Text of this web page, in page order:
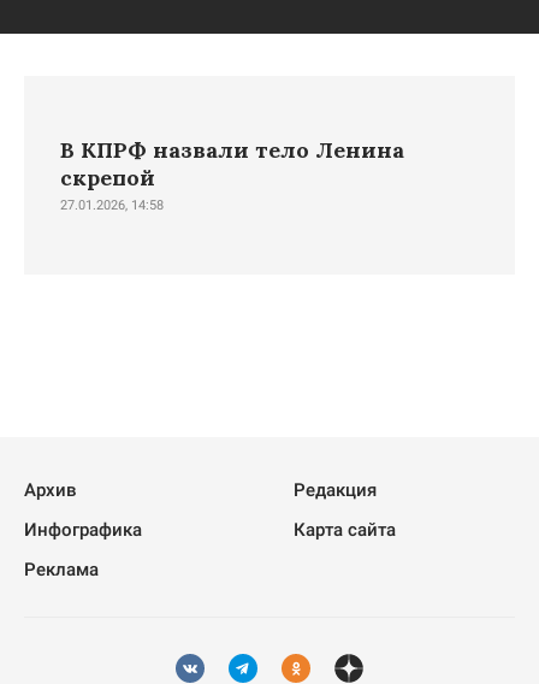
В КПРФ назвали тело Ленина
скрепой
27.01.2026, 14:58
Архив
Редакция
Инфографика
Карта сайта
Реклама